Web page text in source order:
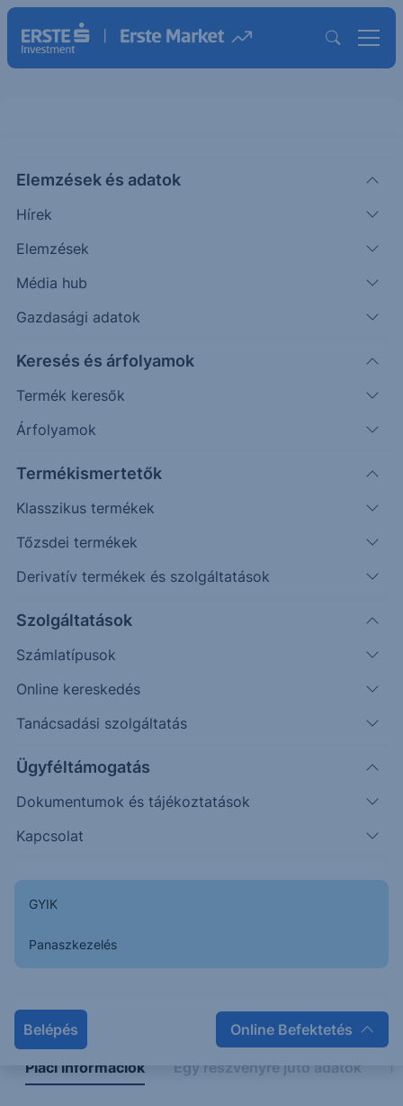
Elemzések és adatok
Hírek
Elemzések
Média hub
Gazdasági adatok
Keresés és árfolyamok
Termék keresők
Árfolyamok
Termékismertetők
Klasszikus termékek
Tőzsdei termékek
Derivatív termékek és szolgáltatások
Szolgáltatások
Számlatípusok
Online kereskedés
Tanácsadási szolgáltatás
Ügyféltámogatás
Dokumentumok és tájékoztatások
Kapcsolat
GYIK
Panaszkezelés
Belépés Online Befektetés
CSIQ(USA)
Canadian Solar Inc.
15.91 USD
Időpont: 26.08.07. 22:00
Előző záró:
15.47
Árfolyamértesítő rögzítése
További információk kérése
15.00
15.25
15.50
16.00
16.25
Napon belüli Historikus
Piaci információk Egy részvényre jutó adatok